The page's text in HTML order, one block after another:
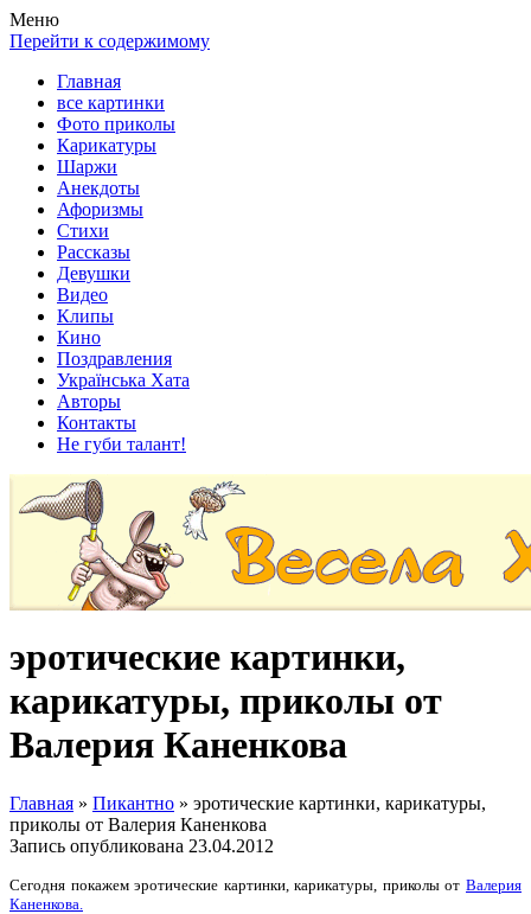
Весела хата — прикольные картинки, смешные истории,
клипы!
Покажем всем ваши фото приколы, карикатуры, шаржи, стихи,
рассказы, видео и песни!
Меню
Перейти к содержимому
Главная
все картинки
Фото приколы
Карикатуры
Шаржи
Анекдоты
Афоризмы
Стихи
Рассказы
Девушки
Видео
Клипы
Кино
Поздравления
Українська Хата
Авторы
Контакты
Не губи талант!
эротические картинки,
карикатуры, приколы от
Валерия Каненкова
Главная » Пикантно » эротические картинки, карикатуры,
приколы от Валерия Каненкова
Запись опубликована 23.04.2012
Сегодня покажем эротические картинки, карикатуры, приколы от Валерия
Каненкова.